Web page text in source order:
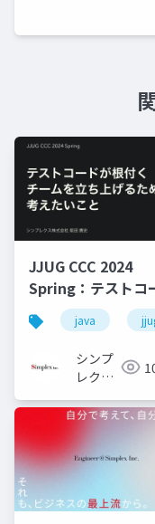
JJUG CCC 2024
Spring：テストコ
が根付くチームを
上げるために考え
java
シンプ
レクス
社